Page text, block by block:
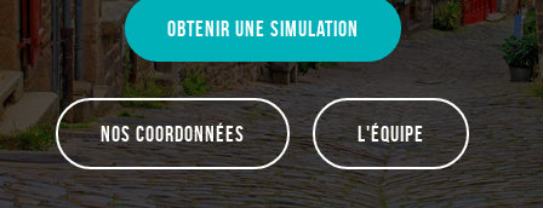
Obtenir une simulation
Nos coordonnées L'équipe